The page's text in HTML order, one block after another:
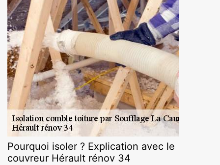
Pourquoi isoler ? Explication avec le
couvreur Hérault rénov 34